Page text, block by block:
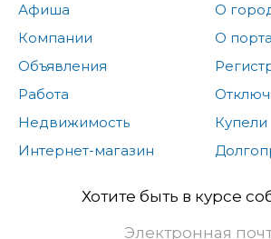
Афиша
Компании
Объявления
Работа
Недвижимость
Интернет-магазин
О
О
Купели
Хотите быть в курсе